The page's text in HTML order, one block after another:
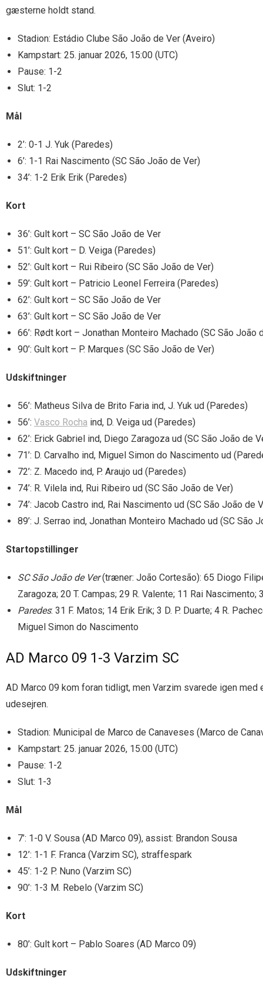
gæsterne holdt stand.
Stadion: Estádio Clube São João de Ver (Aveiro)
Kampstart: 25. januar 2026, 15:00 (UTC)
Pause: 1-2
Slut: 1-2
Mål
2’: 0-1 J. Yuk (Paredes)
6’: 1-1 Rai Nascimento (SC São João de Ver)
34’: 1-2 Erik Erik (Paredes)
Kort
36’: Gult kort – SC São João de Ver
51’: Gult kort – D. Veiga (Paredes)
52’: Gult kort – Rui Ribeiro (SC São João de Ver)
59’: Gult kort – Patricio Leonel Ferreira (Paredes)
62’: Gult kort – SC São João de Ver
63’: Gult kort – SC São João de Ver
66’: Rødt kort – Jonathan Monteiro Machado (SC São João
90’: Gult kort – P. Marques (SC São João de Ver)
Udskiftninger
56’: Matheus Silva de Brito Faria ind, J. Yuk ud (Paredes)
56’: Vasco Rocha ind, D. Veiga ud (Paredes)
62’: Erick Gabriel ind, Diego Zaragoza ud (SC São João de
71’: D. Carvalho ind, Miguel Simon do Nascimento ud
72’: Z. Macedo ind, P. Araujo ud (Paredes)
74’: R. Vilela ind, Rui Ribeiro ud (SC São João de Ver)
74’: Jacob Castro ind, Rai Nascimento ud (SC São João de
89’: J. Serrao ind, Jonathan Monteiro Machado ud (SC São
Startopstillinger
SC São João de Ver(træner: João Cortesão): 65 Diogo
Zaragoza; 20 T. Campas; 29 R. Valente; 11 Rai Nascimento;
Paredes: 31 F. Matos; 14 Erik Erik; 3 D. P. Duarte; 4 R.
Miguel Simon do Nascimento
AD Marco 09 1-3 Varzim SC
AD Marco 09 kom foran tidligt, men Varzim svarede igen
udesejren.
Stadion: Municipal de Marco de Canaveses (Marco de
Kampstart: 25. januar 2026, 15:00 (UTC)
Pause: 1-2
Slut: 1-3
Mål
7’: 1-0 V. Sousa (AD Marco 09), assist: Brandon Sousa
12’: 1-1 F. Franca (Varzim SC), straffespark
45’: 1-2 P. Nuno (Varzim SC)
90’: 1-3 M. Rebelo (Varzim SC)
Kort
80’: Gult kort – Pablo Soares (AD Marco 09)
Udskiftninger